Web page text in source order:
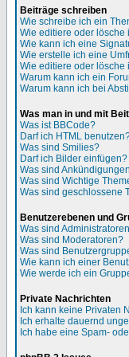
Beiträge schreiben
Wie schreibe ich ein
Wie editiere oder lösche
Wie kann ich eine
Wie erstelle ich eine
Wie editiere oder lösche
Warum kann ich ein
Warum kann ich bei
Was man in und mit
Was ist BBCode?
Darf ich HTML
Was sind Smilies?
Darf ich Bilder einfügen?
Was sind
Was sind Wichtige
Was sind geschlossene
Benutzerebenen und
Was sind
Was sind Moderatoren?
Was sind
Wie kann ich einer
Wie werde ich ein
Private Nachrichten
Ich kann keine Privaten
Ich erhalte dauernd
Ich habe eine Spam-